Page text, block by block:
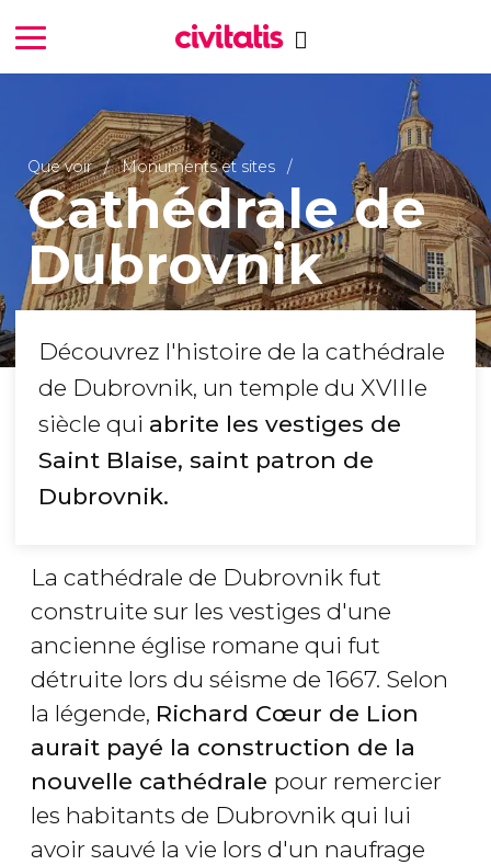
Que voir Monuments et sites
Cathédrale de
Dubrovnik
Découvrez l'histoire de la cathédrale
de Dubrovnik, un temple du XVIIIe
siècle qui abrite les vestiges de
Saint Blaise, saint patron de
Dubrovnik.
La cathédrale de Dubrovnik fut
construite sur les vestiges d'une
ancienne église romane qui fut
détruite lors du séisme de 1667. Selon
la légende, Richard Cœur de Lion
aurait payé la construction de la
nouvelle cathédrale pour remercier
les habitants de Dubrovnik qui lui
avoir sauvé la vie lors d'un naufrage